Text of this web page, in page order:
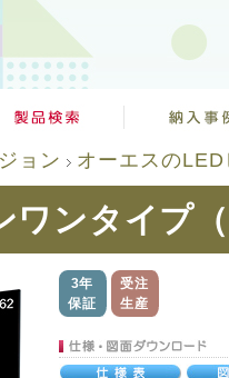
ョン オーエスの
ワンタイプ
3年
保証
受注
生産